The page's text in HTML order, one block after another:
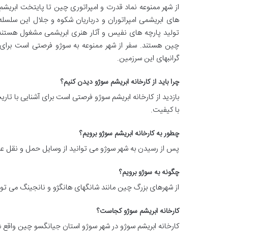
از شهر ممنوعه نماد قدرت و امپراتوری چین تا پایتخت
های ابریشمی امپراتوران و درباریان شکوه و جلال این
تولید پارچه های نفیس و آثار هنری ابریشمی مشغول
چین هستند. سفر از شهر ممنوعه به سوژو فرصتی است
گرانبهای این سرزمین.
چرا باید از کارخانه ابریشم سوژو دیدن کنیم؟
بازدید از کارخانه ابریشم سوژو فرصتی است برای آشنایی با
با کیفیت.
چطور به کارخانه ابریشم سوژو برویم؟
پس از رسیدن به شهر سوژو می توانید از وسایل حمل و نقل
چگونه به سوژو برویم؟
از شهرهای بزرگ چین مانند شانگهای هانگژو و نانجینگ می
کارخانه ابریشم سوژو کجاست؟
کارخانه ابریشم سوژو در شهر سوژو استان جیانگسو چین